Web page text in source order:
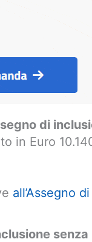
di
in Euro
all’Assegno